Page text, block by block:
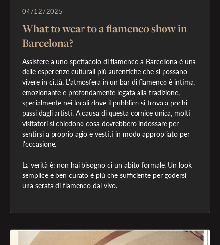
04/12/2025
What to wear to a flamenco show in
Barcelona?
Assistere a uno spettacolo di flamenco a Barcellona è una
delle esperienze culturali più autentiche che si possano
vivere in città. L'atmosfera in un bar di flamenco è intima,
emozionante e profondamente legata alla tradizione,
specialmente nei locali dove il pubblico si trova a pochi
passi dagli artisti. A causa di questa cornice unica, molti
visitatori si chiedono cosa dovrebbero indossare per
sentirsi a proprio agio e vestiti in modo appropriato per
l'occasione.
La verità è: non hai bisogno di un abito formale. Un look
semplice e ben curato è più che sufficiente per godersi
una serata di flamenco dal vivo.